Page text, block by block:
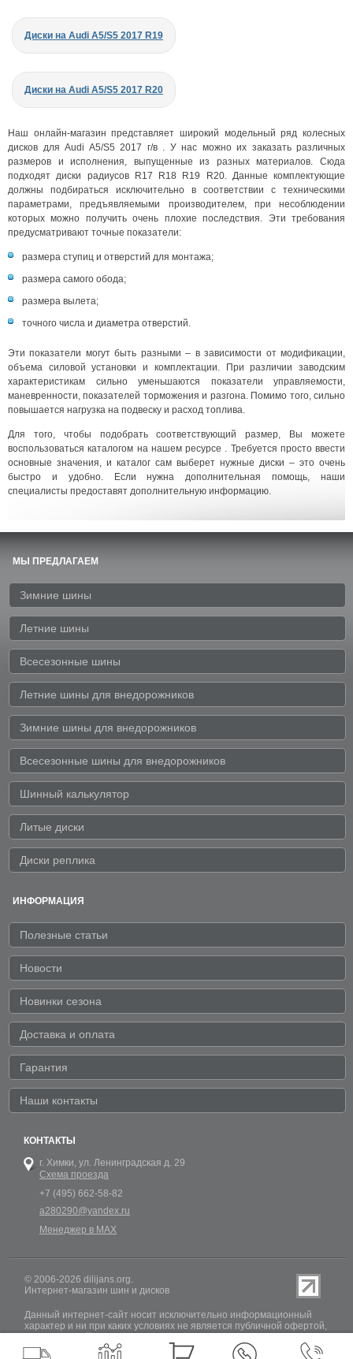
Диски на Audi A5/S5 2017 R19
Диски на Audi A5/S5 2017 R20
Наш онлайн-магазин представляет широкий модельный ряд колесных
дисков для Audi A5/S5 2017 г/в . У нас можно их заказать различных
размеров и исполнения, выпущенные из разных материалов. Сюда
подходят диски радиусов R17 R18 R19 R20. Данные комплектующие
должны подбираться исключительно в соответствии с техническими
параметрами, предъявляемыми производителем, при несоблюдении
которых можно получить очень плохие последствия. Эти требования
предусматривают точные показатели:
размера ступиц и отверстий для монтажа;
размера самого обода;
размера вылета;
точного числа и диаметра отверстий.
Эти показатели могут быть разными – в зависимости от модификации,
объема силовой установки и комплектации. При различии заводским
характеристикам сильно уменьшаются показатели управляемости,
маневренности, показателей торможения и разгона. Помимо того, сильно
повышается нагрузка на подвеску и расход топлива.
Для того, чтобы подобрать соответствующий размер, Вы можете
воспользоваться каталогом на нашем ресурсе . Требуется просто ввести
основные значения, и каталог сам выберет нужные диски – это очень
быстро и удобно. Если нужна дополнительная помощь, наши
специалисты предоставят дополнительную информацию.
МЫ ПРЕДЛАГАЕМ
Зимние шины
Летние шины
Всесезонные шины
Летние шины для внедорожников
Зимние шины для внедорожников
Всесезонные шины для внедорожников
Шинный калькулятор
Литые диски
Диски реплика
ИНФОРМАЦИЯ
Полезные статьи
Новости
Новинки сезона
Доставка и оплата
Гарантия
Наши контакты
КОНТАКТЫ
г. Химки, ул. Ленинградская д. 29
Схема проезда
+7 (495) 662-58-82
a280290@yandex.ru
Менеджер в MAX
© 2006-2026 dilijans.org.
Интернет-магазин шин и дисков
Данный интернет-сайт носит исключительно информационный
характер и ни при каких условиях не является публичной офертой,
определяемой положениями Статьи 437 (2) Гражданского кодекса
РФ. Обновление информации о наличии шин и дисков на сайте